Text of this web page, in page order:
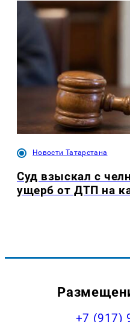
Новости Татарстана
Суд взыскал с
ущерб от ДТП на
+7 (917)